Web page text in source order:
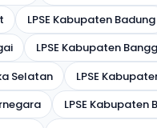
LPSE Kabupaten Badung
LPSE Kabupaten
Selatan
LPSE
LPSE Kabupaten